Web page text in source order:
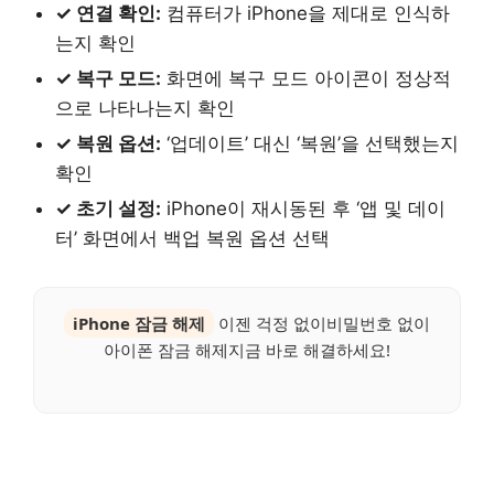
✓ 연결 확인: 컴퓨터가 iPhone을 제대로 인식하
는지 확인
✓ 복구 모드: 화면에 복구 모드 아이콘이 정상적
으로 나타나는지 확인
✓ 복원 옵션: ‘업데이트’ 대신 ‘복원’을 선택했는지
확인
✓ 초기 설정: iPhone이 재시동된 후 ‘앱 및 데이
터’ 화면에서 백업 복원 옵션 선택
iPhone 잠금 해제
이젠 걱정 없이비밀번호 없이
아이폰 잠금 해제지금 바로 해결하세요!